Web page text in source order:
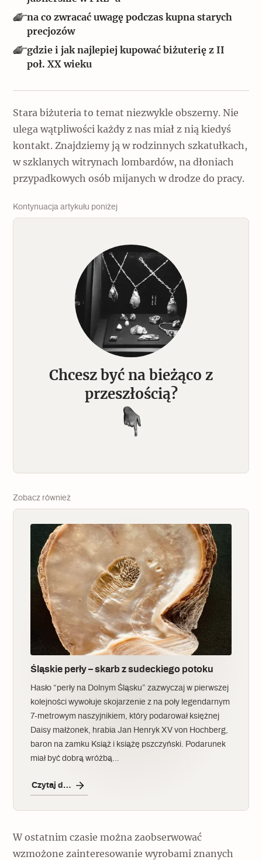
Popularne
Memento dla modernizmu
Zabytek niejedno ma imię
Archeologia
Szyb pierwszej windy w Warszawie
Świat
Zabierz mapę na wakacje!
na co zwracać uwagę podczas kupna starych
precjozów
gdzie i jak najlepiej kupować biżuterię z II
poł. XX wieku
Stara biżuteria to temat niezwykle obszerny. Nie
ulega wątpliwości każdy z nas miał z nią kiedyś
kontakt. Znajdziemy ją w rodzinnych szkatułkach,
w szklanych witrynach lombardów, na dłoniach
przypadkowych osób mijanych w drodze do pracy.
Kontynuacja artykułu poniżej
Chcesz być na bieżąco z
przeszłością?
Zobacz również
Śląskie perły – skarb z sudeckiego potoku
Hasło “perły na Dolnym Śląsku” zazwyczaj w pierwszej
kolejności wywołuje skojarzenie z na poły legendarnym
7-metrowym naszyjnikiem, który podarował księżnej
Daisy małżonek, hrabia Jan Henryk XV von Hochberg,
baron na zamku Książ i książę pszczyński. Podarunek
miał być dobrą wróżbą…
Czytaj dalej
W ostatnim czasie można zaobserwować
wzmożone zainteresowanie wyrobami znanych